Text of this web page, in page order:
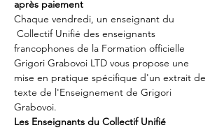
après paiement
Chaque vendredi, un enseignant du
Collectif Unifié des enseignants
francophones de la Formation officielle
Grigori Grabovoi LTD vous propose une
mise en pratique spécifique d'un extrait de
texte de l'Enseignement de Grigori
Grabovoi.
Les Enseignants du Collectif Unifié